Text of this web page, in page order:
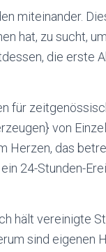
miteinander.
hat, zu sucht,
die erste
für
von
Herzen, das
24-Stunden-
hält vereinigte
sind eigenen